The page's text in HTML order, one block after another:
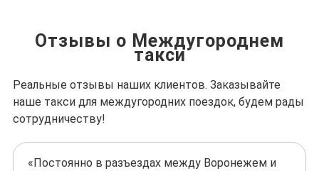
Отзывы о Междугороднем
такси
Реальные отзывы наших клиентов. Заказывайте
наше такси для междугородних поездок, будем рады
сотрудничеству!
«Постоянно в разъездах между Воронежем и